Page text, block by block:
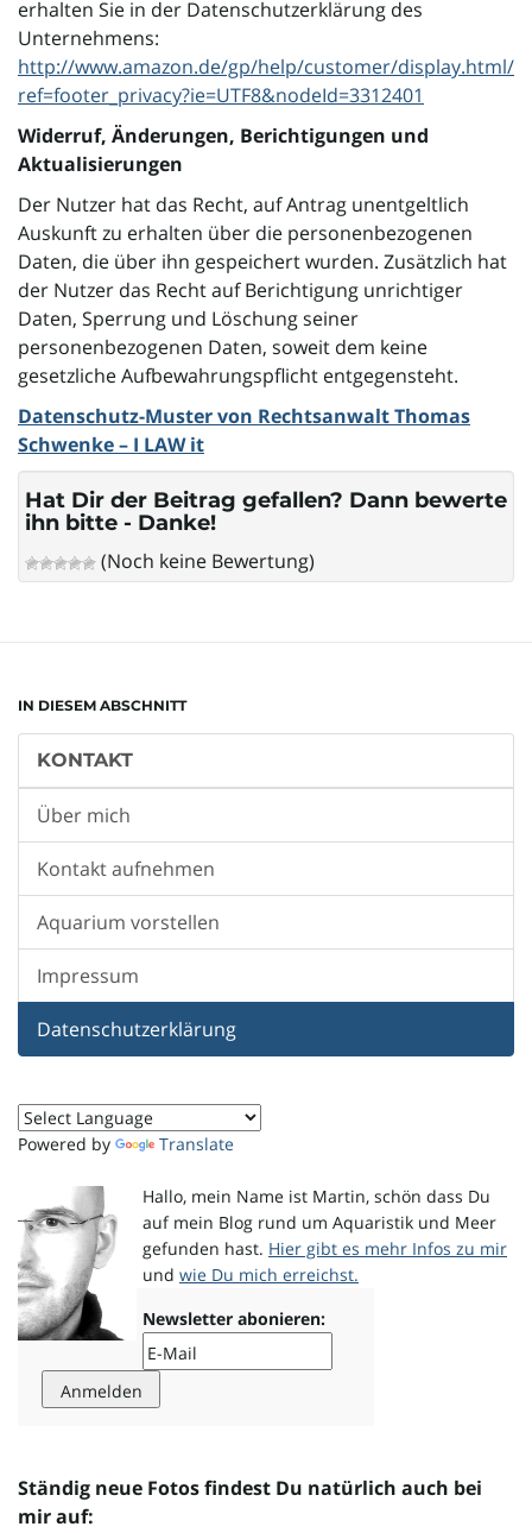
erhalten Sie in der Datenschutzerklärung des
Unternehmens:
http://www.amazon.de/gp/help/customer/display.html/
ref=footer_privacy?ie=UTF8&nodeId=3312401
Widerruf, Änderungen, Berichtigungen und
Aktualisierungen
Der Nutzer hat das Recht, auf Antrag unentgeltlich
Auskunft zu erhalten über die personenbezogenen
Daten, die über ihn gespeichert wurden. Zusätzlich hat
der Nutzer das Recht auf Berichtigung unrichtiger
Daten, Sperrung und Löschung seiner
personenbezogenen Daten, soweit dem keine
gesetzliche Aufbewahrungspflicht entgegensteht.
Datenschutz-Muster von Rechtsanwalt Thomas
Schwenke – I LAW it
Hat Dir der Beitrag gefallen? Dann bewerte
ihn bitte - Danke!
(Noch keine Bewertung)
IN DIESEM ABSCHNITT
KONTAKT
Über mich
Kontakt aufnehmen
Aquarium vorstellen
Impressum
Datenschutzerklärung
Powered by Translate
Hallo, mein Name ist Martin, schön dass Du
auf mein Blog rund um Aquaristik und Meer
gefunden hast. Hier gibt es mehr Infos zu mir
und wie Du mich erreichst.
Newsletter abonieren:
Ständig neue Fotos findest Du natürlich auch bei
mir auf: